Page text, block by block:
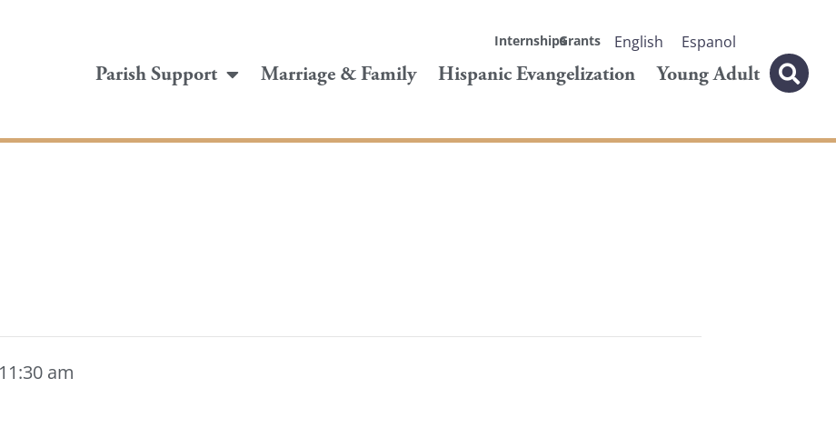
English Espanol
Grants
Internships
Parish Support Marriage & Family Hispanic Evangelization Young Adult
11:30 am